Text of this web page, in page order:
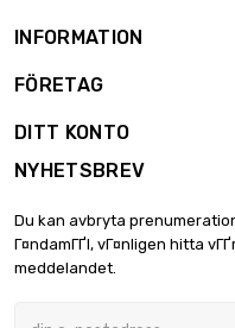
INFORMATION
FÖRETAG
DITT KONTO
NYHETSBREV
Du kan avbryta
Г¤ndamГҐl, vГ¤nligen hitta
meddelandet.